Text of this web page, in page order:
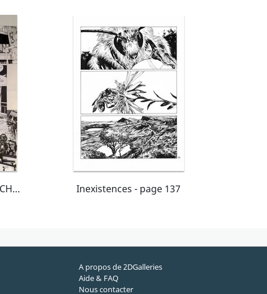
Zero ABSOLU T.3 - PLANCHE 11 Inexistences - page 137
A propos de 2DGalleries
Aide & FAQ
Nous contacter